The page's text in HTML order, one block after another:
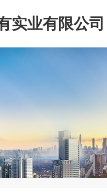
实业有限公司